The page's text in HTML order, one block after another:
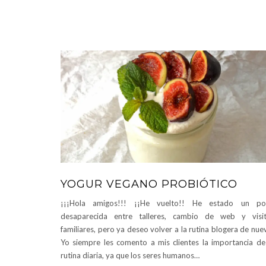
YOGUR VEGANO PROBIÓTICO
¡¡¡Hola amigos!!! ¡¡He vuelto!! He estado un
desaparecida entre talleres, cambio de web y
familiares, pero ya deseo volver a la rutina blogera de
Yo siempre les comento a mis clientes la importancia
rutina diaria, ya que los seres humanos…